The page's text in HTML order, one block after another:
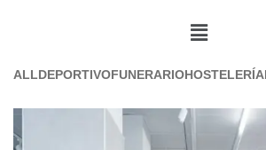
ALLDEPORTIVOFUNERARIOHOSTELERÍA